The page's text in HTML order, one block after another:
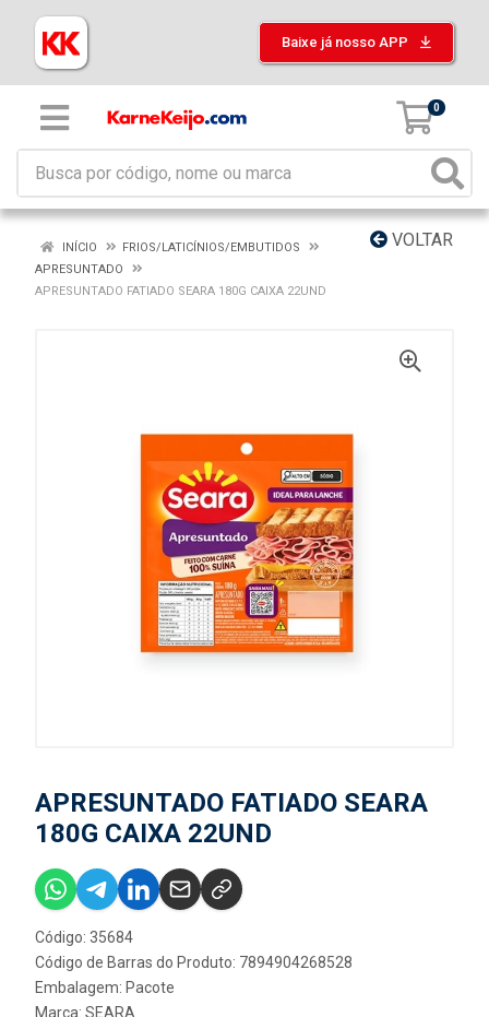
Baixe já nosso APP
0
VOLTAR
INÍCIO
FRIOS/LATICÍNIOS/EMBUTIDOS
APRESUNTADO
APRESUNTADO FATIADO SEARA 180G CAIXA 22UND
APRESUNTADO FATIADO SEARA
180G CAIXA 22UND
Código: 35684
Código de Barras do Produto: 7894904268528
Embalagem: Pacote
Marca: SEARA